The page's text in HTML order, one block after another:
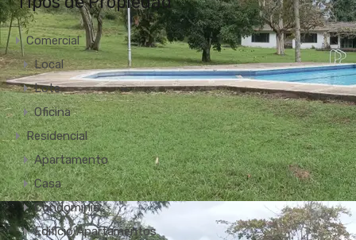
Comercial
Local
Lote
Oficina
Residencial
Apartamento
Casa
Condominio
Edificio Apartamentos